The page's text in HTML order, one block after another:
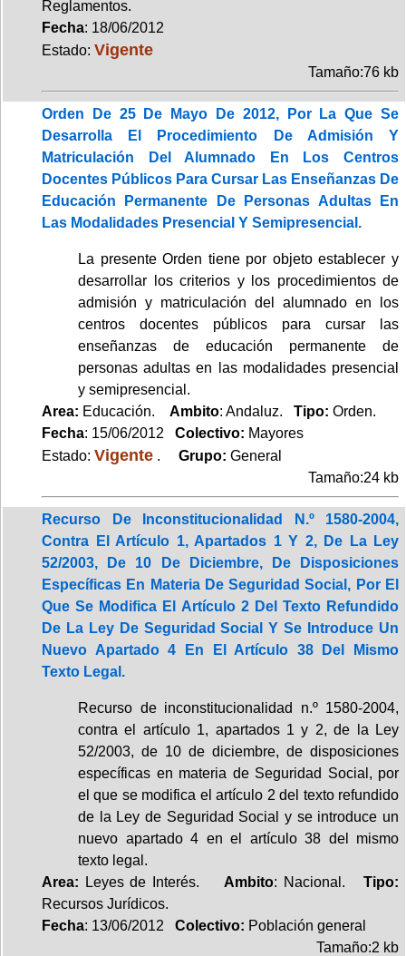
Reglamentos.
Fecha: 18/06/2012
Estado: Vigente
Tamaño:76 kb
Orden De 25 De Mayo De 2012, Por La Que Se
Desarrolla El Procedimiento De Admisión Y
Matriculación Del Alumnado En Los Centros
Docentes Públicos Para Cursar Las Enseñanzas De
Educación Permanente De Personas Adultas En
Las Modalidades Presencial Y Semipresencial.
La presente Orden tiene por objeto establecer y
desarrollar los criterios y los procedimientos de
admisión y matriculación del alumnado en los
centros docentes públicos para cursar las
enseñanzas de educación permanente de
personas adultas en las modalidades presencial
y semipresencial.
Area: Educación. Ambito: Andaluz. Tipo: Orden.
Fecha: 15/06/2012 Colectivo: Mayores
Estado: Vigente . Grupo: General
Tamaño:24 kb
Recurso De Inconstitucionalidad N.º 1580-2004,
Contra El Artículo 1, Apartados 1 Y 2, De La Ley
52/2003, De 10 De Diciembre, De Disposiciones
Específicas En Materia De Seguridad Social, Por El
Que Se Modifica El Artículo 2 Del Texto Refundido
De La Ley De Seguridad Social Y Se Introduce Un
Nuevo Apartado 4 En El Artículo 38 Del Mismo
Texto Legal.
Recurso de inconstitucionalidad n.º 1580-2004,
contra el artículo 1, apartados 1 y 2, de la Ley
52/2003, de 10 de diciembre, de disposiciones
específicas en materia de Seguridad Social, por
el que se modifica el artículo 2 del texto refundido
de la Ley de Seguridad Social y se introduce un
nuevo apartado 4 en el artículo 38 del mismo
texto legal.
Area: Leyes de Interés. Ambito: Nacional.Tipo:
Recursos Jurídicos.
Fecha: 13/06/2012 Colectivo: Población general
Tamaño:2 kb